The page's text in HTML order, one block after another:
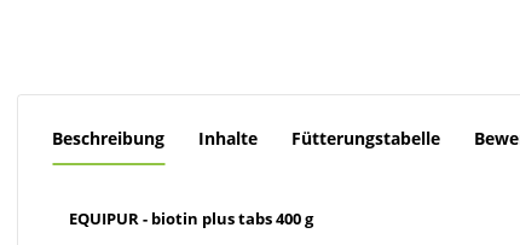
Beschreibung Inhalte Fütterungstabelle
EQUIPUR - biotin plus tabs 400 g